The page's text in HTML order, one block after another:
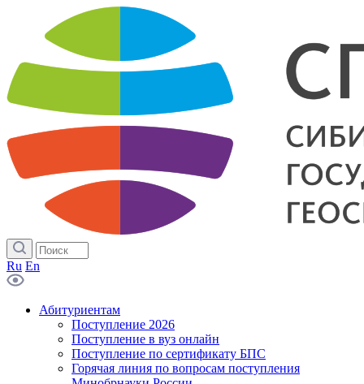
Ru En
Абитуриентам
Поступление 2026
Поступление в вуз онлайн
Поступление по сертификату БПС
Горячая линия по вопросам поступления